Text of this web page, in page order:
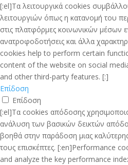
[:el]Τα λειτουργικά cookies
λειτουργιών όπως η κατανομή του
στις πλατφόρμες κοινωνικών μέσων
ανατροφοδοτήσεις και άλλα
cookies help to perform certain
content of the website on social
and other third-party features. [:]
Επίδοση
Επίδοση
[:el]Τα cookies απόδοσης
ανάλυση των βασικών δεικτών
βοηθά στην παράδοση μιας
τους επισκέπτες. [:en]Performance
and analyze the key performance